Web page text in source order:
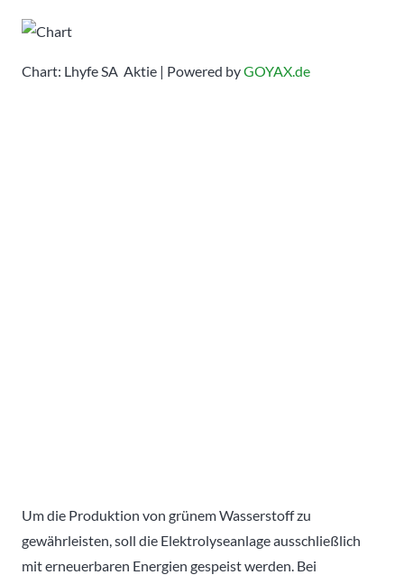
Chart: Lhyfe SA Aktie | Powered byGOYAX.de
Um die Produktion von grünem Wasserstoff zu
gewährleisten, soll die Elektrolyseanlage ausschließlich
mit erneuerbaren Energien gespeist werden. Bei